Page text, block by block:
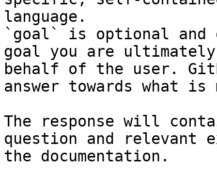
language.
`goal` is optional and
goal you are
behalf of the user.
answer towards what
The response will
question and relevant
the documentation.